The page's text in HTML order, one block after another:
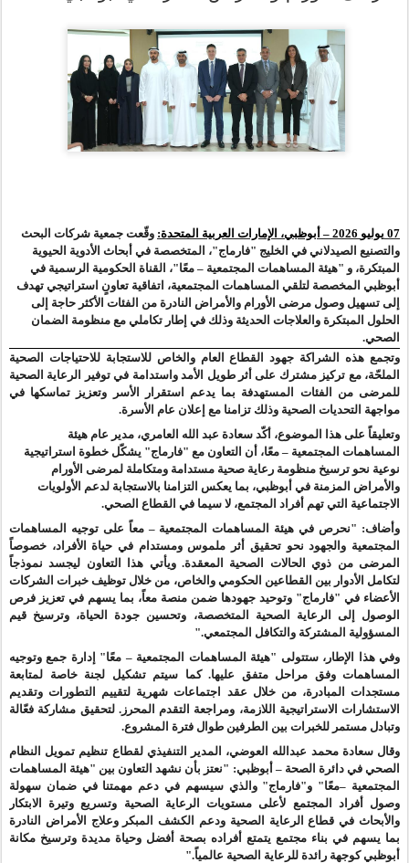
07 يوليو
وقّعت جمعية شركات البحث
والتصنيع الصيدلاني في الخليج "فارماج"، المتخصصة في أبحاث الأدوية الحيوية
المبتكرة، و "هيئة المساهمات المجتمعية – معًا"، القناة الحكومية الرسمية في
أبوظبي المخصصة لتلقي المساهمات المجتمعية، اتفاقية تعاونٍ استراتيجي تهدف
إلى تسهيل وصول مرضى الأورام والأمراض النادرة من الفئات الأكثر حاجة إلى
الحلول المبتكرة والعلاجات الحديثة وذلك في إطار تكاملي مع منظومة الضمان
الصحي.
وتجمع هذه الشراكة جهود القطاع العام والخاص للاستجابة للاحتياجات الصحية
الملحّة، مع تركيز مشترك على أثر طويل الأمد واستدامة في توفير الرعاية الصحية
للمرضى من الفئات المستهدفة بما يدعم استقرار الأسر وتعزيز تماسكها في
مواجهة التحديات الصحية وذلك تزامنا مع إعلان عام الأسرة.
وتعليقاً على هذا الموضوع، أكّد سعادة عبد الله العامري، مدير عام هيئة
المساهمات المجتمعية – معًا، أن التعاون مع "فارماج" يشكّل خطوة استراتيجية
نوعية نحو ترسيخ منظومة رعاية صحية مستدامة ومتكاملة لمرضى الأورام
والأمراض المزمنة في أبوظبي، بما يعكس التزامنا بالاستجابة لدعم الأولويات
الاجتماعية التي تهم أفراد المجتمع، لا سيما في القطاع الصحي.
وأضاف: "نحرص في هيئة المساهمات المجتمعية – معاً على توجيه المساهمات
المجتمعية والجهود نحو تحقيق أثر ملموس ومستدام في حياة الأفراد، خصوصاً
المرضى من ذوي الحالات الصحية المعقدة. ويأتي هذا التعاون ليجسد نموذجاً
لتكامل الأدوار بين القطاعين الحكومي والخاص، من خلال توظيف خبرات الشركات
الأعضاء في "فارماج" وتوحيد جهودها ضمن منصة معاً، بما يسهم في تعزيز فرص
الوصول إلى الرعاية الصحية المتخصصة، وتحسين جودة الحياة، وترسيخ قيم
المسؤولية المشتركة والتكافل المجتمعي."
وفي هذا الإطار، ستتولى "هيئة المساهمات المجتمعية – معًا" إدارة جمع وتوجيه
المساهمات وفق مراحل متفق عليها. كما سيتم تشكيل لجنة خاصة لمتابعة
مستجدات المبادرة، من خلال عقد اجتماعات شهرية لتقييم التطورات وتقديم
الاستشارات الاستراتيجية اللازمة، ومراجعة التقدم المحرز. لتحقيق مشاركة فعّالة
وتبادل مستمر للخبرات بين الطرفين طوال فترة المشروع.
وقال سعادة محمد عبدالله العوضي، المدير التنفيذي لقطاع تنظيم تمويل النظام
الصحي في دائرة الصحة – أبوظبي: "نعتز بأن نشهد التعاون بين "هيئة المساهمات
المجتمعية –معًا" و"فارماج" والذي سيسهم في دعم مهمتنا في ضمان سهولة
وصول أفراد المجتمع لأعلى مستويات الرعاية الصحية وتسريع وتيرة الابتكار
والأبحاث في قطاع الرعاية الصحية ودعم الكشف المبكر وعلاج الأمراض النادرة
بما يسهم في بناء مجتمع يتمتع أفراده بصحة أفضل وحياة مديدة وترسيخ مكانة
أبوظبي كوجهة رائدة للرعاية الصحية عالمياً."